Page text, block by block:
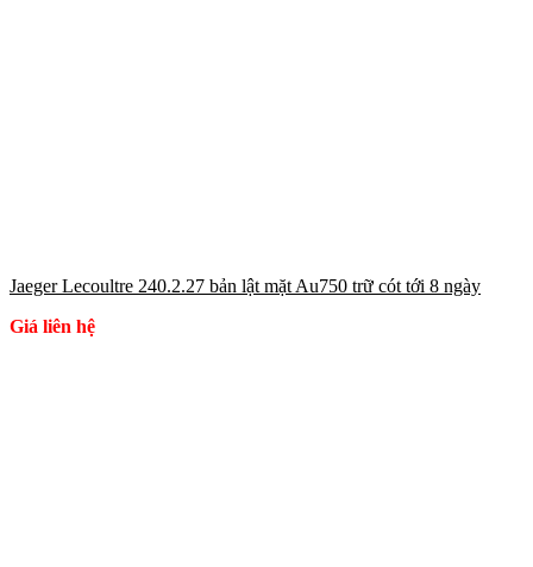
Jaeger Lecoultre 240.2.27 bản lật mặt Au750 trữ cót tới 8 ngày
Giá liên hệ